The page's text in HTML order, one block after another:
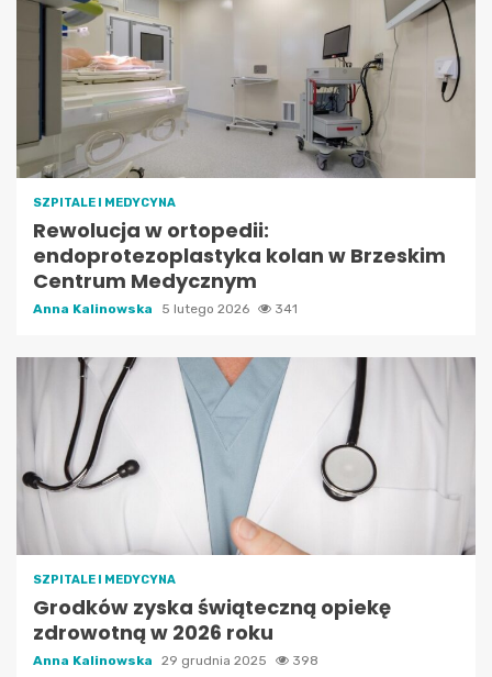
SZPITALE I MEDYCYNA
Rewolucja w ortopedii:
endoprotezoplastyka kolan w Brzeskim
Centrum Medycznym
Anna Kalinowska 5 lutego 2026 341
SZPITALE I MEDYCYNA
Grodków zyska świąteczną opiekę
zdrowotną w 2026 roku
Anna Kalinowska 29 grudnia 2025 398